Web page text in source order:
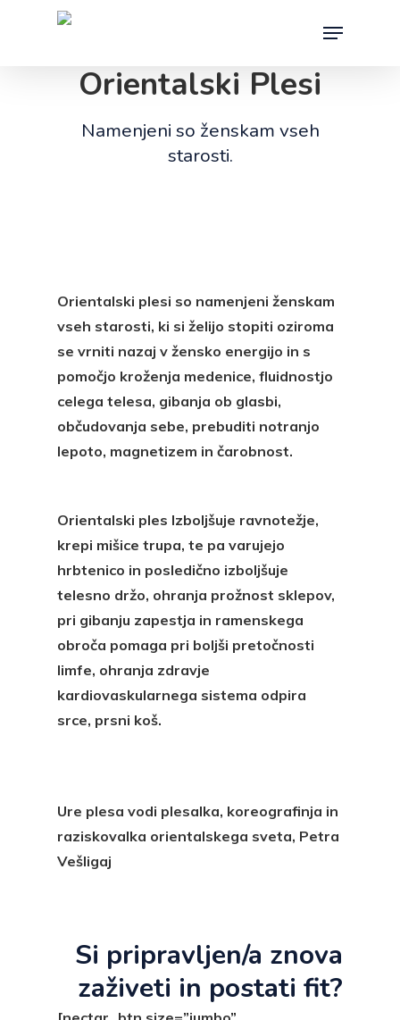
Menu
Orientalski Plesi
Namenjeni so ženskam vseh
starosti.
Orientalski plesi so namenjeni ženskam
vseh starosti, ki si želijo stopiti oziroma
se vrniti nazaj v žensko energijo in s
pomočjo kroženja medenice, fluidnostjo
celega telesa, gibanja ob glasbi,
občudovanja sebe, prebuditi notranjo
lepoto, magnetizem in čarobnost.
Orientalski ples Izboljšuje ravnotežje,
krepi mišice trupa, te pa varujejo
hrbtenico in posledično izboljšuje
telesno držo, ohranja prožnost sklepov,
pri gibanju zapestja in ramenskega
obroča pomaga pri boljši pretočnosti
limfe, ohranja zdravje
kardiovaskularnega sistema odpira
srce, prsni koš.
Ure plesa vodi plesalka, koreografinja in
raziskovalka orientalskega sveta, Petra
Vešligaj
Si pripravljen/a znova
zaživeti in postati fit?